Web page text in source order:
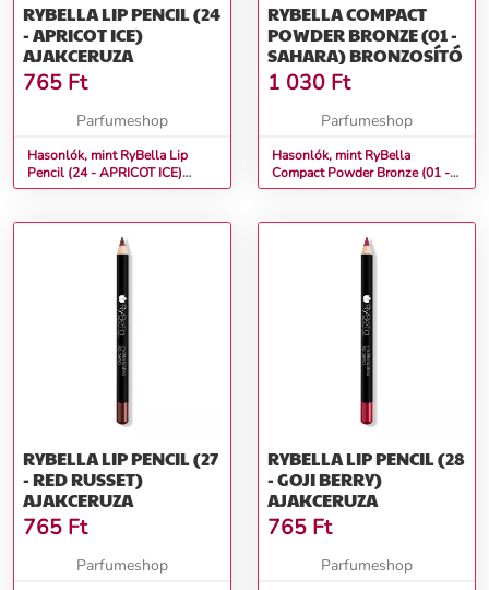
RYBELLA LIP PENCIL (24
- APRICOT ICE)
AJAKCERUZA
765 Ft
Parfumeshop
Hasonlók, mint RyBella Lip
Pencil (24 - APRICOT ICE)
Ajakceruza
RYBELLA COMPACT
POWDER BRONZE (01 -
SAHARA) BRONZOSÍTÓ
1 030 Ft
Parfumeshop
Hasonlók, mint RyBella
Compact Powder Bronze (01 -
SAHARA) Bronzosító
RYBELLA LIP PENCIL (27
- RED RUSSET)
AJAKCERUZA
765 Ft
Parfumeshop
RYBELLA LIP PENCIL (28
- GOJI BERRY)
AJAKCERUZA
765 Ft
Parfumeshop